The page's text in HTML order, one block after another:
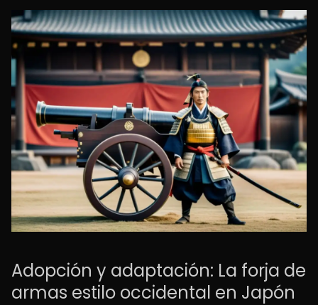
Adopción y adaptación: La forja de
armas estilo occidental en Japón